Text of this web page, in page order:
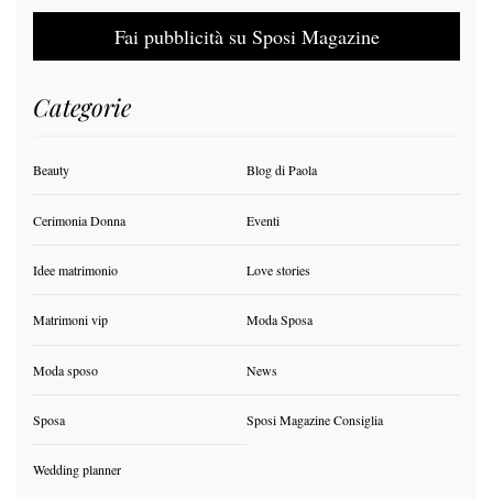
Fai pubblicità su Sposi Magazine
Categorie
Beauty Blog di Paola
Cerimonia Donna Eventi
Idee matrimonio Love stories
Matrimoni vip Moda Sposa
Moda sposo News
Sposa Sposi Magazine Consiglia
Wedding planner